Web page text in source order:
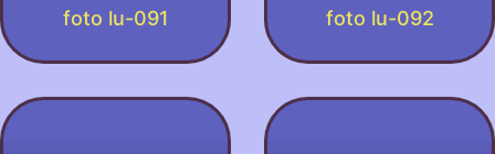
foto lu-091 foto lu-092